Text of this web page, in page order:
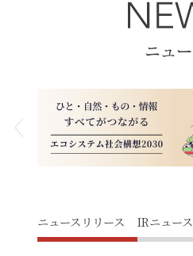
ニュースリリース IRニュース